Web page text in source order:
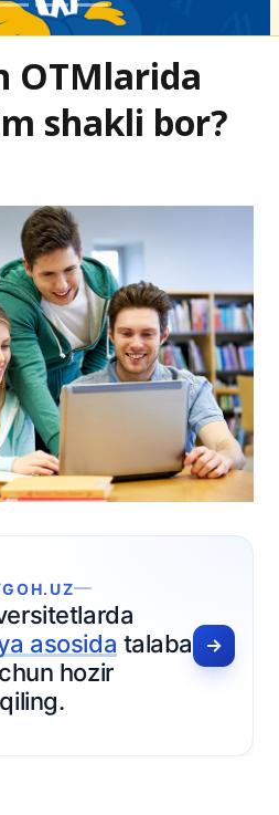
OTMlarida
shakli bor?
asosida talaba
hozir